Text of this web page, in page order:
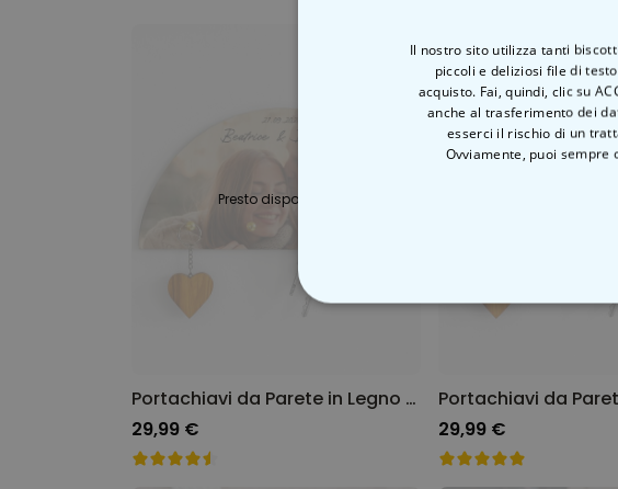
Presto disponibile
Portachiavi da Parete in Legno Personalizzato con Foto e Testo
29,99 €
29,99 €
Il nostro sito utilizza tanti
piccoli e deliziosi file di
acquisto. Fai, quindi, clic su
anche al trasferimento dei
esserci il rischio di un
Ovviamente, puoi sempre
STRETTAMENTE NECESSARIO